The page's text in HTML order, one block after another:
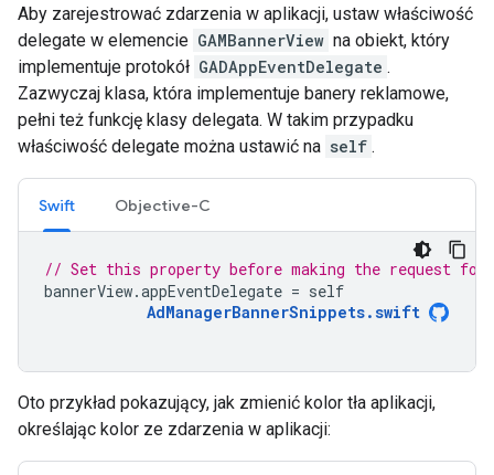
Aby zarejestrować zdarzenia w aplikacji, ustaw właściwość
delegate w elemencie GAMBannerView na obiekt, który
implementuje protokół GADAppEventDelegate .
Zazwyczaj klasa, która implementuje banery reklamowe,
pełni też funkcję klasy delegata. W takim przypadku
właściwość delegate można ustawić na self .
Swift Objective-C
// Set this property before making the request for
bannerView.appEventDelegate = self
AdManagerBannerSnippets.swift
Oto przykład pokazujący, jak zmienić kolor tła aplikacji,
określając kolor ze zdarzenia w aplikacji: